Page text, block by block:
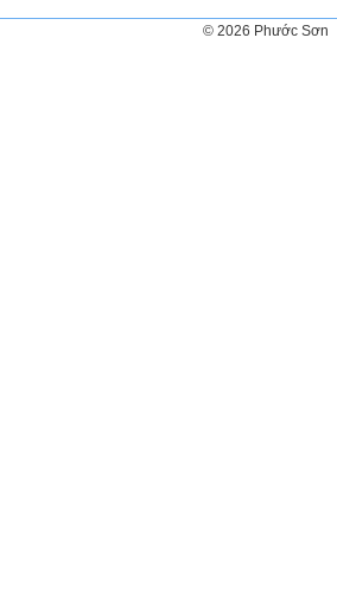
© 2026 Phước Sơn